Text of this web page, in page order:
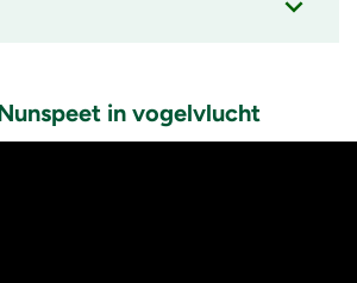
in vogelvlucht